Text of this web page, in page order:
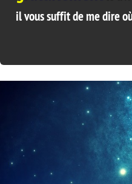
il vous suffit de me dire